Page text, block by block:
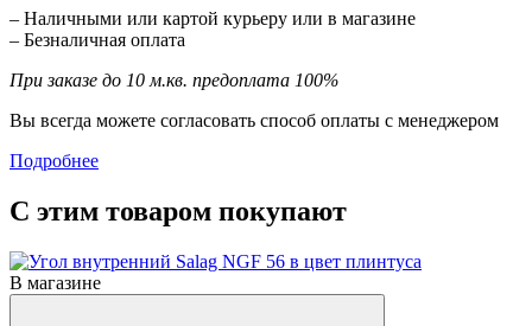
– Наличными или картой курьеру или в магазине
– Безналичная оплата
При заказе до 10 м.кв. предоплата 100%
Вы всегда можете согласовать способ оплаты с менеджером
Подробнее
С этим товаром покупают
В магазине